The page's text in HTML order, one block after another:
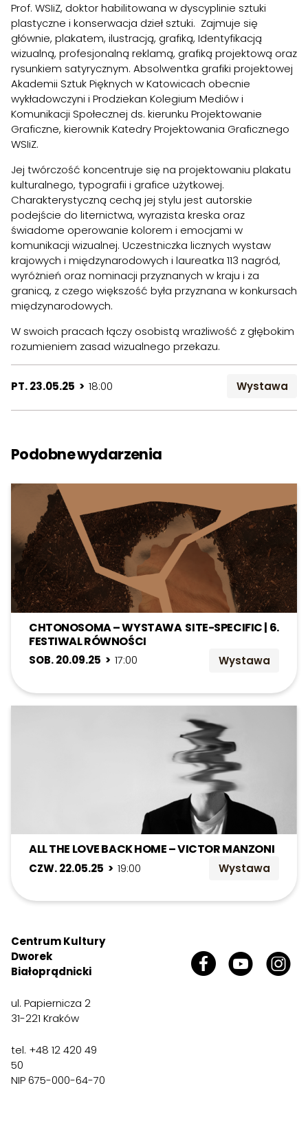
Prof. WSIiZ, doktor habilitowana w dyscyplinie sztuki
plastyczne i konserwacja dzieł sztuki. Zajmuje się
głównie, plakatem, ilustracją, grafiką, Identyfikacją
wizualną, profesjonalną reklamą, grafiką projektową oraz
rysunkiem satyrycznym. Absolwentka grafiki projektowej
Akademii Sztuk Pięknych w Katowicach obecnie
wykładowczyni i Prodziekan Kolegium Mediów i
Komunikacji Społecznej ds. kierunku Projektowanie
Graficzne, kierownik Katedry Projektowania Graficznego
WSIiZ.
Jej twórczość koncentruje się na projektowaniu plakatu
kulturalnego, typografii i grafice użytkowej.
Charakterystyczną cechą jej stylu jest autorskie
podejście do liternictwa, wyrazista kreska oraz
świadome operowanie kolorem i emocjami w
komunikacji wizualnej. Uczestniczka licznych wystaw
krajowych i międzynarodowych i laureatka 113 nagród,
wyróżnień oraz nominacji przyznanych w kraju i za
granicą, z czego większość była przyznana w konkursach
międzynarodowych.
W swoich pracach łączy osobistą wrażliwość z głębokim
rozumieniem zasad wizualnego przekazu.
PT. 23.05.25 > 18:00 Wystawa
Podobne wydarzenia
CHTONOSOMA – WYSTAWA SITE-SPECIFIC | 6.
FESTIWAL RÓWNOŚCI
SOB. 20.09.25 > 17:00 Wystawa
ALL THE LOVE BACK HOME – VICTOR MANZONI
CZW. 22.05.25 > 19:00 Wystawa
Centrum Kultury
Dworek
Białoprądnicki
ul. Papiernicza 2
31-221 Kraków
tel. +48 12 420 49
50
NIP 675-000-64-70